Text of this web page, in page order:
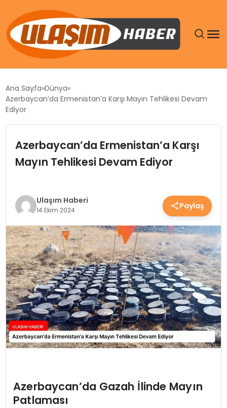
SIYASET
EKONOMI
TEKNOLOJI
SAĞLIK
YAŞAM
Ana Sayfa Dünya
Azerbaycan’da Ermenistan’a Karşı Mayın Tehlikesi Devam
Ediyor
Azerbaycan’da Ermenistan’a Karşı
Mayın Tehlikesi Devam Ediyor
Ulaşım Haberi
14 Ekim 2024 Paylaş
Azerbaycan’da Gazah İlinde Mayın
Patlaması